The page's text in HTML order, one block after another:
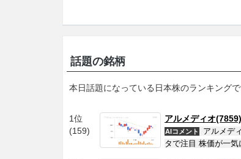
話題の銘柄
本日話題になっている日本株のランキングで
1位
(159)
アルメディオ(7859)
AIコメント
アルメデ
タで注目 株価が一気